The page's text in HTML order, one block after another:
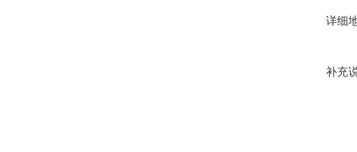
详细
补充